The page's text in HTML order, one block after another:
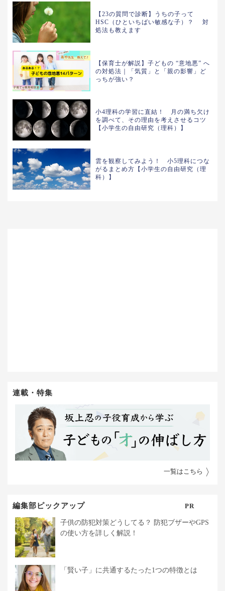
【23の質問で診断】うちの子って
HSC（ひといちばい敏感な子）？ 対
処法も教えます
【保育士が解説】子どもの “意地悪” へ
の対処法｜「気質」と「親の影響」ど
っちが強い？
小4理科の学習に直結！ 月の満ち欠け
を調べて、その理由を考えさせるコツ
【小学生の自由研究（理科）】
雲を観察してみよう！ 小5理科につな
がるまとめ方【小学生の自由研究（理
科）】
連載・特集
一覧はこちら
編集部ピックアップ PR
子供の防犯対策どうしてる？ 防犯ブザーやGPS
の使い方を詳しく解説！
「賢い子」に共通するたった1つの特徴とは